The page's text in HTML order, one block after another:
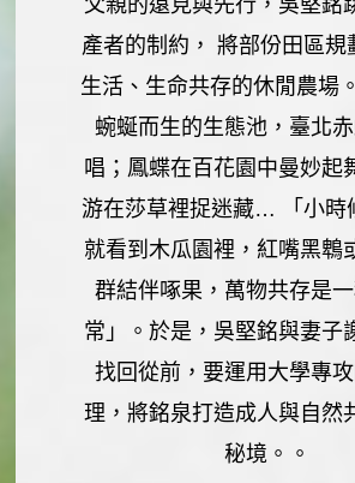
產者的制約， 將部份田區規
生活、生命共存的休閒農場。
蜿蜒而生的生態池，臺北
唱；鳳蝶在百花園中曼妙起
游在莎草裡捉迷藏… 「小時
就看到木瓜園裡，紅嘴黑鵯
群結伴啄果，萬物共存是
常」。於是，吳堅銘與妻子
找回從前，要運用大學專
理，將銘泉打造成人與自然
秘境。。